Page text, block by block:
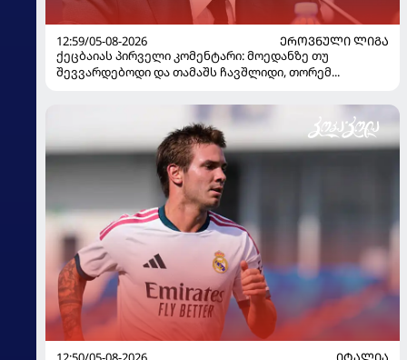
12:59/05-08-2026
ᲔᲠᲝᲕᲜᲣᲚᲘ ᲚᲘᲒᲐ
ქეცბაიას პირველი კომენტარი: მოედანზე თუ
შევვარდებოდი და თამაშს ჩავშლიდი, თორემ...